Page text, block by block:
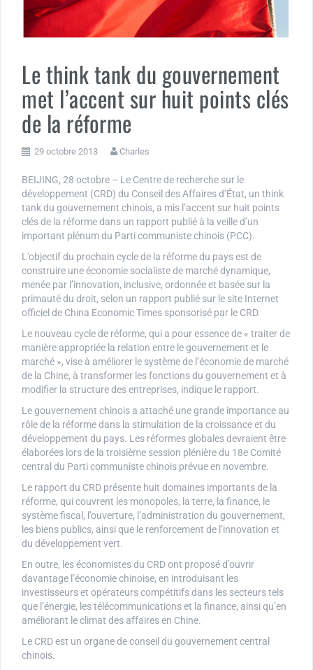
Le think tank du gouvernement
met l’accent sur huit points clés
de la réforme
29 octobre 2013 Charles
BEIJING, 28 octobre – Le Centre de recherche sur le
développement (CRD) du Conseil des Affaires d’État, un think
tank du gouvernement chinois, a mis l’accent sur huit points
clés de la réforme dans un rapport publié à la veille d’un
important plénum du Parti communiste chinois (PCC).
L’objectif du prochain cycle de la réforme du pays est de
construire une économie socialiste de marché dynamique,
menée par l’innovation, inclusive, ordonnée et basée sur la
primauté du droit, selon un rapport publié sur le site Internet
officiel de China Economic Times sponsorisé par le CRD.
Le nouveau cycle de réforme, qui a pour essence de « traiter de
manière appropriée la relation entre le gouvernement et le
marché », vise à améliorer le système de l’économie de marché
de la Chine, à transformer les fonctions du gouvernement et à
modifier la structure des entreprises, indique le rapport.
Le gouvernement chinois a attaché une grande importance au
rôle de la réforme dans la stimulation de la croissance et du
développement du pays. Les réformes globales devraient être
élaborées lors de la troisième session plénière du 18e Comité
central du Parti communiste chinois prévue en novembre.
Le rapport du CRD présente huit domaines importants de la
réforme, qui couvrent les monopoles, la terre, la finance, le
système fiscal, l’ouverture, l’administration du gouvernement,
les biens publics, ainsi que le renforcement de l’innovation et
du développement vert.
En outre, les économistes du CRD ont proposé d’ouvrir
davantage l’économie chinoise, en introduisant les
investisseurs et opérateurs compétitifs dans les secteurs tels
que l’énergie, les télécommunications et la finance, ainsi qu’en
améliorant le climat des affaires en Chine.
Le CRD est un organe de conseil du gouvernement central
chinois.